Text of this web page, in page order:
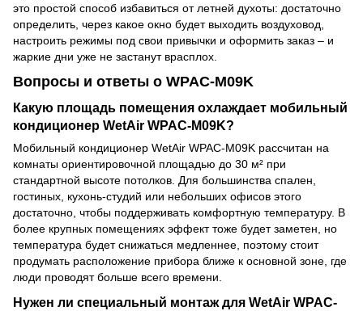
это простой способ избавиться от летней духоты: достаточно
определить, через какое окно будет выходить воздуховод,
настроить режимы под свои привычки и оформить заказ – и
жаркие дни уже не застанут врасплох.
Вопросы и ответы о WPAC-M09K
Какую площадь помещения охлаждает мобильный
кондиционер WetAir WPAC-M09K?
Мобильный кондиционер WetAir WPAC-M09K рассчитан на
комнаты ориентировочной площадью до 30 м² при
стандартной высоте потолков. Для большинства спален,
гостиных, кухонь-студий или небольших офисов этого
достаточно, чтобы поддерживать комфортную температуру. В
более крупных помещениях эффект тоже будет заметен, но
температура будет снижаться медленнее, поэтому стоит
продумать расположение прибора ближе к основной зоне, где
люди проводят больше всего времени.
Нужен ли специальный монтаж для WetAir WPAC-